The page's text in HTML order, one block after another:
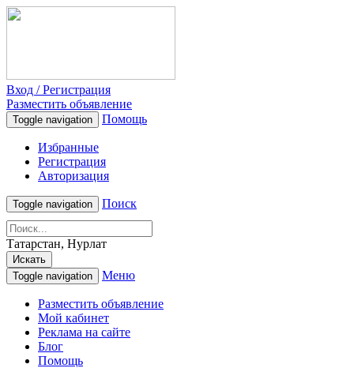
Вход / Регистрация
Разместить объявление
Toggle navigation Помощь
Избранные
Регистрация
Авторизация
Toggle navigation Поиск
Татарстан, Нурлат
Искать
Toggle navigation
Меню
Разместить объявление
Мой кабинет
Реклама на сайте
Блог
Помощь